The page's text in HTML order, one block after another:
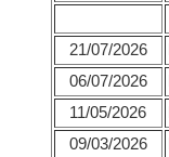
21/07/2026
06/07/2026
11/05/2026
09/03/2026